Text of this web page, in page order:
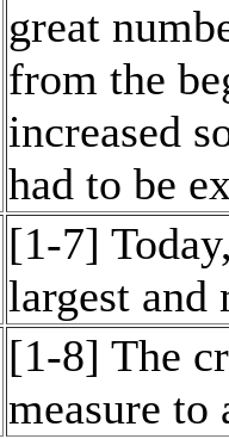
great
from the
increased
had to be
[1-7]
largest and
[1-8] The
measure